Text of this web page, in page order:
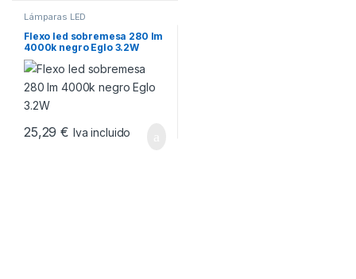
Lámparas LED
Flexo led sobremesa 280 lm
4000k negro Eglo 3.2W
25,29€ Iva incluido